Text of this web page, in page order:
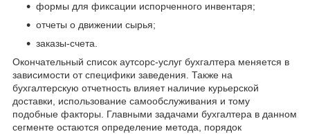
формы для фиксации испорченного инвентаря;
отчеты о движении сырья;
заказы-счета.
Окончательный список аутсорс-услуг бухгалтера меняется в
зависимости от специфики заведения. Также на
бухгалтерскую отчетность влияет наличие курьерской
доставки, использование самообслуживания и тому
подобные факторы. Главными задачами бухгалтера в данном
сегменте остаются определение метода, порядок